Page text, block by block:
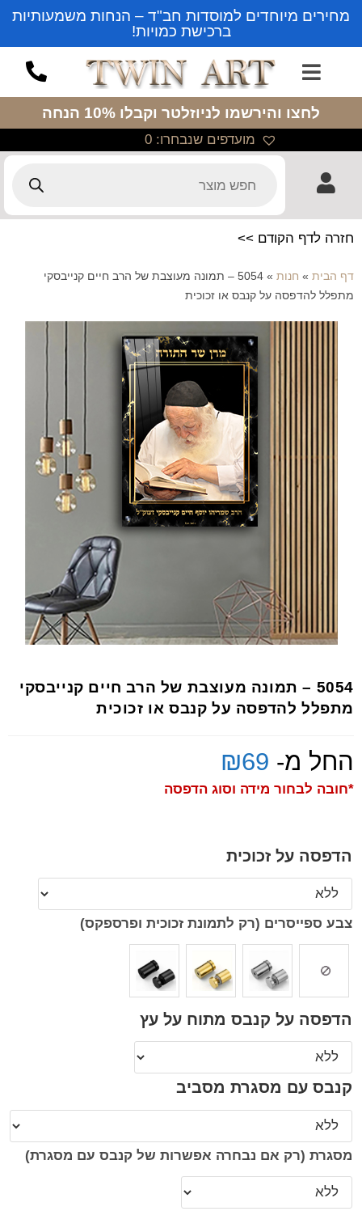
מחירים מיוחדים למוסדות חב"ד – הנחות משמעותיות
ברכישת כמויות!
לחצו והירשמו לניוזלטר וקבלו 10% הנחה
מועדפים שנבחרו: 0
חזרה לדף הקודם >>
דף הבית » חנות »
5054 – תמונה מעוצבת של הרב חיים קנייבסקי
מתפלל להדפסה על קנבס או זכוכית
5054 – תמונה מעוצבת של הרב חיים קנייבסקי
מתפלל להדפסה על קנבס או זכוכית
החל מ- ₪69
*חובה לבחור מידה וסוג הדפסה
הדפסה על זכוכית
צבע ספייסרים (רק לתמונת זכוכית ופרספקס)
הדפסה על קנבס מתוח על עץ
קנבס עם מסגרת מסביב
מסגרת (רק אם נבחרה אפשרות של קנבס עם מסגרת)